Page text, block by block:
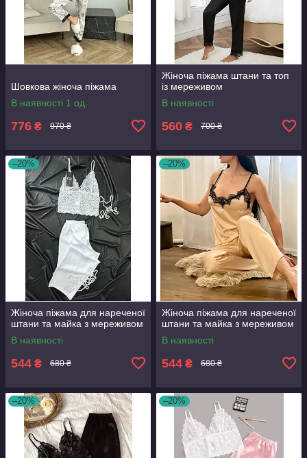
Шовкова жіноча піжама
В наявності 1 од.
776 ₴ 970 ₴
Жіноча піжама штани та топ
із мереживом
В наявності
560 ₴ 700 ₴
–20%
Жіноча піжама для нареченої
штани та майка з мереживом
В наявності
544 ₴ 680 ₴
–20%
Жіноча піжама для нареченої
штани та майка з мереживом
В наявності
544 ₴ 680 ₴
–20% –20%